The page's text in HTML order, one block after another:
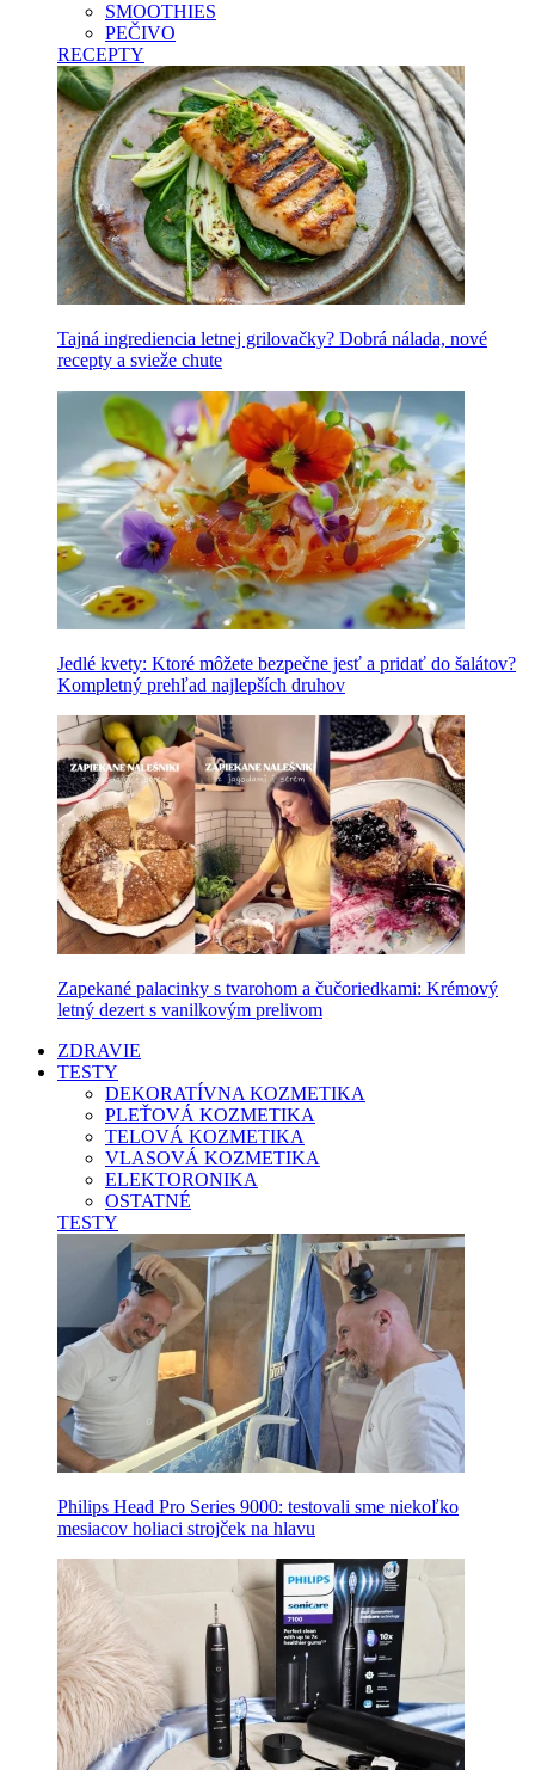
SMOOTHIES
PEČIVO
RECEPTY
Tajná ingrediencia letnej grilovačky? Dobrá nálada, nové
recepty a svieže chute
Jedlé kvety: Ktoré môžete bezpečne jesť a pridať do šalátov?
Kompletný prehľad najlepších druhov
Zapekané palacinky s tvarohom a čučoriedkami: Krémový
letný dezert s vanilkovým prelivom
ZDRAVIE
TESTY
DEKORATÍVNA KOZMETIKA
PLEŤOVÁ KOZMETIKA
TELOVÁ KOZMETIKA
VLASOVÁ KOZMETIKA
ELEKTORONIKA
OSTATNÉ
TESTY
Philips Head Pro Series 9000: testovali sme niekoľko
mesiacov holiaci strojček na hlavu